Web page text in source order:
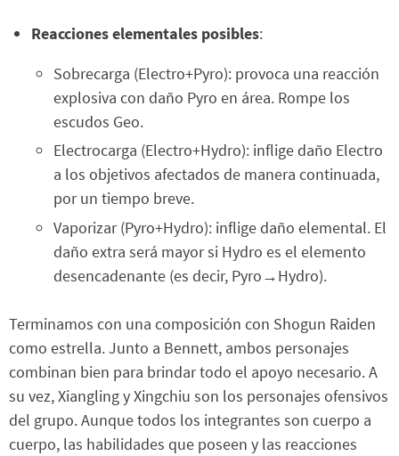
Reacciones elementales posibles:
Sobrecarga (Electro+Pyro): provoca una reacción
explosiva con daño Pyro en área. Rompe los
escudos Geo.
Electrocarga (Electro+Hydro): inflige daño Electro
a los objetivos afectados de manera continuada,
por un tiempo breve.
Vaporizar (Pyro+Hydro): inflige daño elemental. El
daño extra será mayor si Hydro es el elemento
desencadenante (es decir, Pyro→Hydro).
Terminamos con una composición con Shogun Raiden
como estrella. Junto a Bennett, ambos personajes
combinan bien para brindar todo el apoyo necesario. A
su vez, Xiangling y Xingchiu son los personajes ofensivos
del grupo. Aunque todos los integrantes son cuerpo a
cuerpo, las habilidades que poseen y las reacciones